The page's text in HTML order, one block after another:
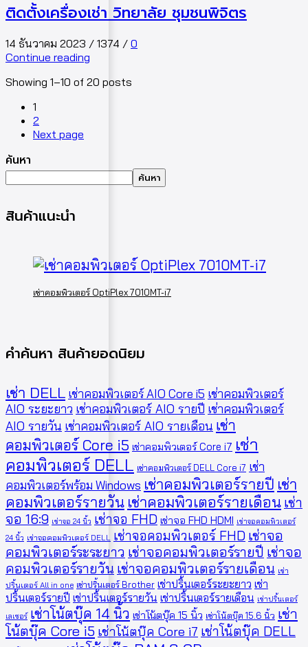
ติดตั้งเครื่องเช่า วิทยาลัย ชุมชนพิจิตร
14 ธันวาคม 2023 / 1374 / 0
Continue reading
Showing 1–10 of 20 posts
1
2
Next page
ค้นหา
ค้นหา
สินค้าแนะนำ
เช่าคอมพิวเตอร์ OptiPlex 7010MT-i7
คำค้นหา สินค้ายอดนิยม
เช่า DELL เช่าคอมพิวเตอร์ AIO Core i5 เช่าคอมพิวเตอร์
AIO ระยะยาว เช่าคอมพิวเตอร์ AIO รายปี เช่าคอมพิวเตอร์
AIO รายวัน เช่าคอมพิวเตอร์ AIO รายเดือน เช่า
คอมพิวเตอร์ Core i5 เช่าคอมพิวเตอร์ Core i7 เช่า
คอมพิวเตอร์ DELL เช่าคอมพิวเตอร์ DELL Core i7 เช่า
คอมพิวเตอร์พร้อม Windows เช่าคอมพิวเตอร์รายปี เช่า
คอมพิวเตอร์รายวัน เช่าคอมพิวเตอร์รายเดือน เช่า
จอ 16:9 เช่าจอ 24 นิ้ว เช่าจอ FHD เช่าจอ FHD HDMI เช่าจอคอมพิวเตอร์
24 นิ้ว เช่าจอคอมพิวเตอร์ DELL เช่าจอคอมพิวเตอร์ FHD เช่าจอ
คอมพิวเตอร์ระระยาว เช่าจอคอมพิวเตอร์รายปี เช่าจอ
คอมพิวเตอร์รายวัน เช่าจอคอมพิวเตอร์รายเดือน เช่า
ปริ้นเตอร์ All in one เช่าปริ้นเตอร์ Brother เช่าปริ้นเตอร์ระยะยาว เช่า
ปริ้นเตอร์รายปี เช่าปริ้นเตอร์รายวัน เช่าปริ้นเตอร์รายเดือน เช่าปริ้นเตอร์
เลเซอร์ เช่าโน้ตบุ๊ค 14 นิ้ว เช่าโน้ตบุ๊ค 15 นิ้ว เช่าโน้ตบุ๊ค 15.6 นิ้ว เช่า
โน้ตบุ๊ค Core i5 เช่าโน้ตบุ๊ค Core i7 เช่าโน้ตบุ๊ค DELL